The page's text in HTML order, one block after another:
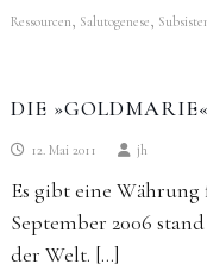
Ressourcen, Salutogenese,
DIE »GOLDMARIE«
12. Mai 2011 jh
Es gibt eine
September 2006
der Welt. […]